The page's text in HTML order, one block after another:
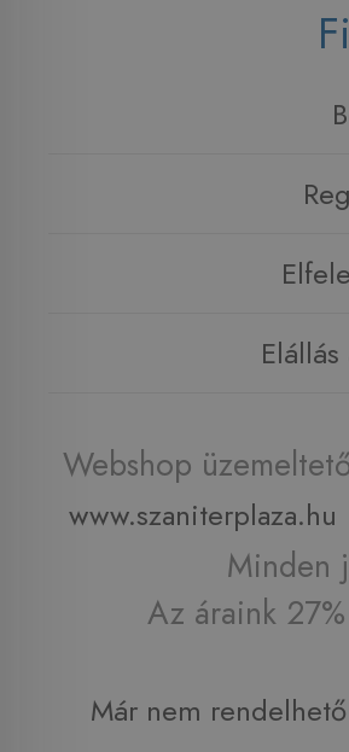
Webshop
www.szaniterplaza.hu
Minden
Az áraink
Már nem